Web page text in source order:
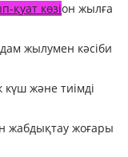
қуат көзіон жылға
жылумен кәсіби
және тиімді
жабдықтау жоғары